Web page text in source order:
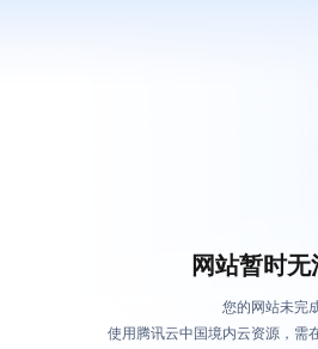
网站暂时无
您的网站未完
使用腾讯云中国境内云资源，需